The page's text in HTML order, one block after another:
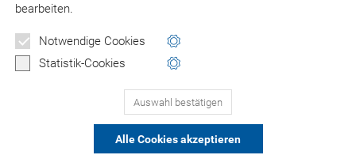
bearbeiten.
Notwendige Cookies
Statistik-Cookies
Auswahl bestätigen
Alle Cookies akzeptieren
in den Warenkorb
Versandkosten: siehe Beschreibungstext